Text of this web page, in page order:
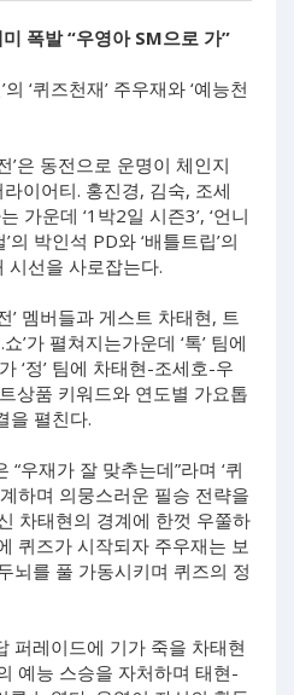
폭발 “우영아 SM으로 가”
‘퀴즈천재’ 주우재와 ‘예능천
’은 동전으로 운명이 체인지
이어티. 홍진경, 김숙, 조세
가운데 ‘1박2일 시즌3’, ‘언니
의 박인석 PD와 ‘배틀트립’의
시선을 사로잡는다.
’ 멤버들과 게스트 차태현, 트
’가 펼쳐지는가운데 ‘톡’ 팀에
‘정’ 팀에 차태현-조세호-우
상품 키워드와 연도별 가요톱
을 펼친다.
우재가 잘 맞추는데”라며 ‘퀴
하며 의뭉스러운 필승 전략을
차태현의 경계에 한껏 우쭐하
퀴즈가 시작되자 주우재는 보
뇌를 풀 가동시키며 퀴즈의 정
퍼레이드에 기가 죽을 차태현
예능 스승을 자처하며 태현-